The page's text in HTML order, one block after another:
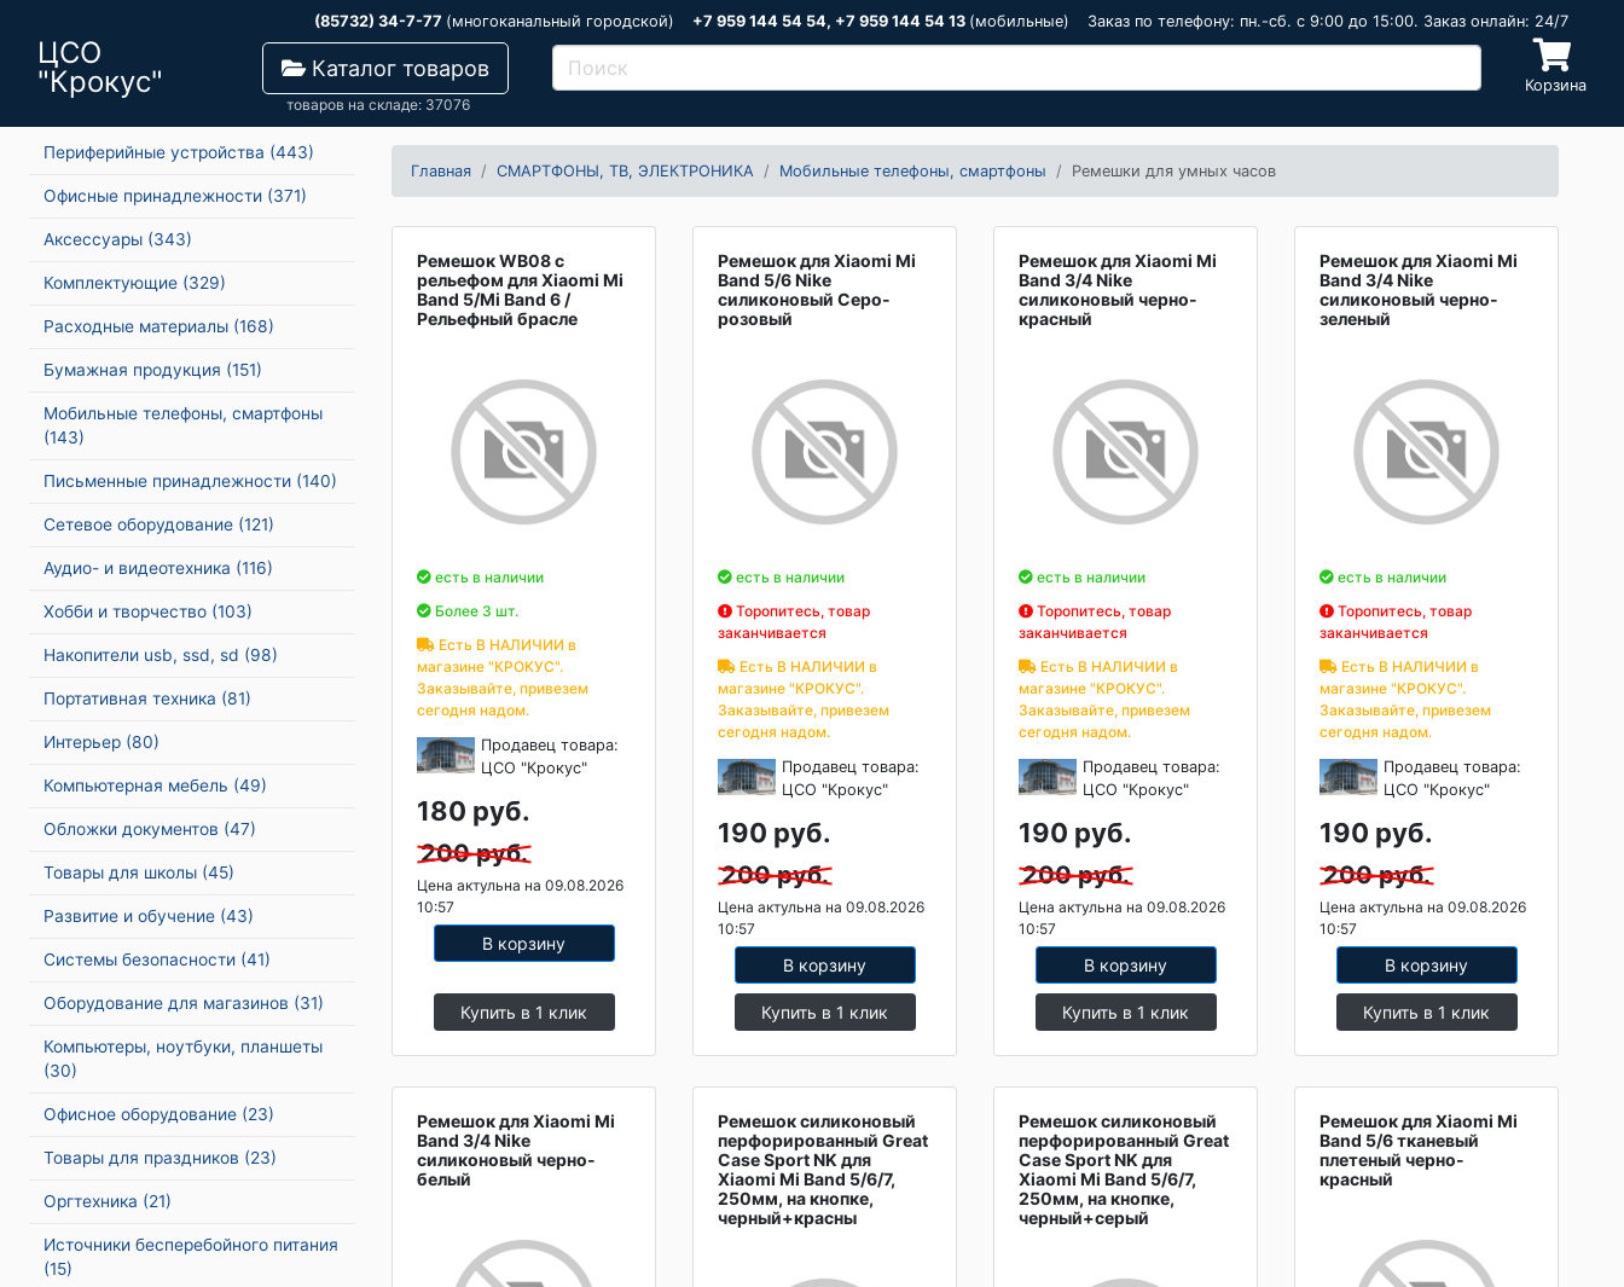
(85732) 34-7-77 (многоканальный городской) +7 959 144 54 54, +7 959 144 54 13 (мобильные) Заказ по телефону: пн.-сб. c 9:00 до 15:00. Заказ онлайн: 24/7
ЦСО
"Крокус"
Каталог товаров
товаров на складе: 37076
Корзина
Периферийные устройства (443)
Офисные принадлежности (371)
Аксессуары (343)
Комплектующие (329)
Расходные материалы (168)
Бумажная продукция (151)
Мобильные телефоны, смартфоны
(143)
Письменные принадлежности (140)
Сетевое оборудование (121)
Аудио- и видеотехника (116)
Хобби и творчество (103)
Накопители usb, ssd, sd (98)
Портативная техника (81)
Интерьер (80)
Компьютерная мебель (49)
Обложки документов (47)
Товары для школы (45)
Развитие и обучение (43)
Системы безопасности (41)
Оборудование для магазинов (31)
Компьютеры, ноутбуки, планшеты
(30)
Офисное оборудование (23)
Товары для праздников (23)
Оргтехника (21)
Источники бесперебойного питания
(15)
Главная СМАРТФОНЫ, ТВ, ЭЛЕКТРОНИКА Мобильные телефоны, смартфоны Ремешки для умных часов
Ремешок WB08 с
рельефом для Xiaomi Mi
Band 5/Mi Band 6 /
Рельефный брасле
есть в наличии
Более 3 шт.
Есть В НАЛИЧИИ в
магазине "КРОКУС".
Заказывайте, привезем
сегодня надом.
Продавец товара:
ЦСО "Крокус"
180 руб.
200 руб.
Цена актульна на 09.08.2026
10:57
В корзину
Купить в 1 клик
Ремешок для Xiaomi Mi
Band 5/6 Nike
силиконовый Серо-
розовый
есть в наличии
Торопитесь, товар
заканчивается
Есть В НАЛИЧИИ в
магазине "КРОКУС".
Заказывайте, привезем
сегодня надом.
Продавец товара:
ЦСО "Крокус"
190 руб.
200 руб.
Цена актульна на 09.08.2026
10:57
В корзину
Купить в 1 клик
Ремешок для Xiaomi Mi
Band 3/4 Nike
силиконовый черно-
красный
есть в наличии
Торопитесь, товар
заканчивается
Есть В НАЛИЧИИ в
магазине "КРОКУС".
Заказывайте, привезем
сегодня надом.
Продавец товара:
ЦСО "Крокус"
190 руб.
200 руб.
Цена актульна на 09.08.2026
10:57
В корзину
Купить в 1 клик
Ремешок для Xiaomi Mi
Band 3/4 Nike
силиконовый черно-
зеленый
есть в наличии
Торопитесь, товар
заканчивается
Есть В НАЛИЧИИ в
магазине "КРОКУС".
Заказывайте, привезем
сегодня надом.
Продавец товара:
ЦСО "Крокус"
190 руб.
200 руб.
Цена актульна на 09.08.2026
10:57
В корзину
Купить в 1 клик
Ремешок для Xiaomi Mi
Band 3/4 Nike
силиконовый черно-
белый
Ремешок силиконовый
перфорированный Great
Case Sport NK для
Xiaomi Mi Band 5/6/7,
250мм, на кнопке,
черный+красны
Ремешок силиконовый
перфорированный Great
Case Sport NK для
Xiaomi Mi Band 5/6/7,
250мм, на кнопке,
черный+серый
Ремешок для Xiaomi Mi
Band 5/6 тканевый
плетеный черно-
красный